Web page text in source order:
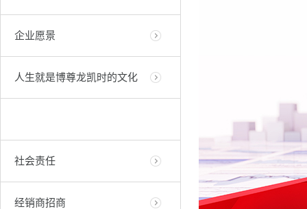
企业愿景
人生就是博尊龙凯时的文化
社会责任
经销商招商